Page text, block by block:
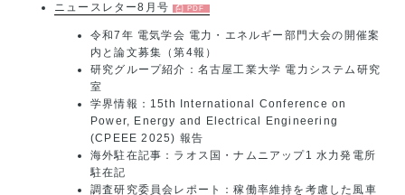
ニュースレター8月号
令和7年 電気学会 電力・エネルギー部門大会の開催案
内と論文募集（第4報）
研究グループ紹介：名古屋工業大学 電力システム研究
室
学界情報：15th International Conference on
Power, Energy and Electrical Engineering
(CPEEE 2025) 報告
海外駐在記事：ラオス国・ナムニアップ1 水力発電所
駐在記
調査研究委員会レポート：稼働率維持を考慮した風車